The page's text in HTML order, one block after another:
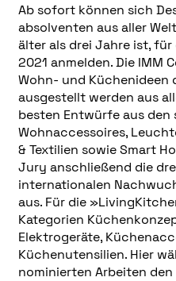
Ab sofort können sich
absolventen aus aller
älter als drei Jahre ist,
2021 anmelden. Die IMM
Wohn- und Küchenideen
ausgestellt werden aus
besten Entwürfe aus den
Wohnaccessoires,
& Textilien sowie Smart
Jury anschließend die
internationalen
aus. Für die
Kategorien
Elektrogeräte,
Küchenutensilien. Hier
nominierten Arbeiten